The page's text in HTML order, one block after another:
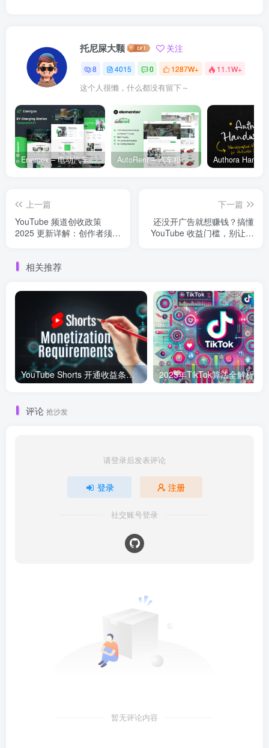
托尼屎大颗 关注
8 4015 0 1287W+ 11.1W+
这个人很懒，什么都没有留下～
Energox – 电动汽车充电站 Elementor 模板套件 AutoRent – 汽车租赁服务 Elementor 模板套件
上一篇
YouTube 频道创收政策
2025 更新详解：创作者须知
下一篇
还没开广告就想赚钱？搞懂
YouTube 收益门槛，别让机
相关推荐
YouTube Shorts 开通收益条件及变现指南（2025 年最新）
评论 抢沙发
请登录后发表评论
登录 注册
社交账号登录
暂无评论内容